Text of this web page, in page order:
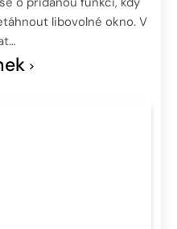
libovolné okno. V